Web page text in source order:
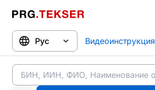
Видеоинструкция